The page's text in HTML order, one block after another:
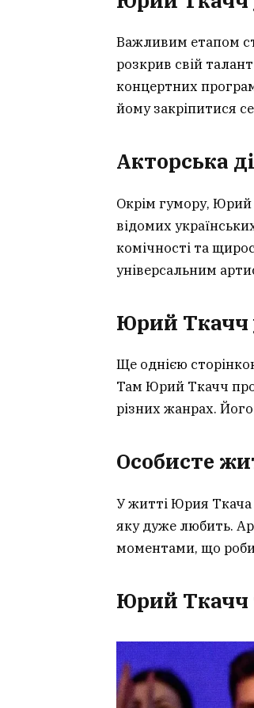
Важливим етапом
розкрив свій
концертних
йому закріпитися
Акторська
Окрім гумору, Юрий
відомих
комічності та
універсальним
Юрий Ткачч
Ще однією
Там Юрий Ткачч
різних жанрах.
Особисте
У житті Юрия Ткача
яку дуже любить.
моментами, що
Юрий Ткачч